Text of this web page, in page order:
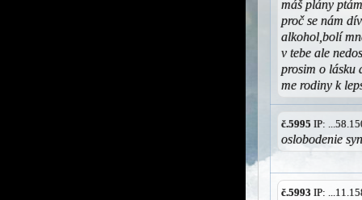
máš plány
proč se nám
alkohol,bolí
v tebe ale
prosim o lásku
me rodiny k
č.5995 IP:
oslobodenie
č.5993 IP: